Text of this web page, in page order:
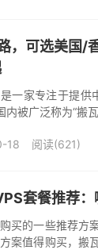
，可选美国
一家专注于提供
内被广泛称为“搬
18 阅读(621)
套餐推荐：
买的一些推荐方
案值得购买，搬